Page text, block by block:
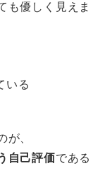
も優しく見えま
いる
が、
自己評価である